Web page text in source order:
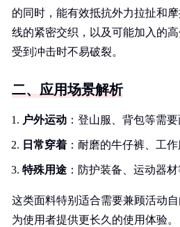
的同时，能有效抵抗外力拉扯和
线的紧密交织，以及可能加入的
受到冲击时不易破裂。
二、应用场景解析
户外运动 ：登山服、背包等需
日常穿着 ：耐磨的牛仔裤、工
特殊用途 ：防护装备、运动器
这类面料特别适合需要兼顾活动
为使用者提供更长久的使用体验。